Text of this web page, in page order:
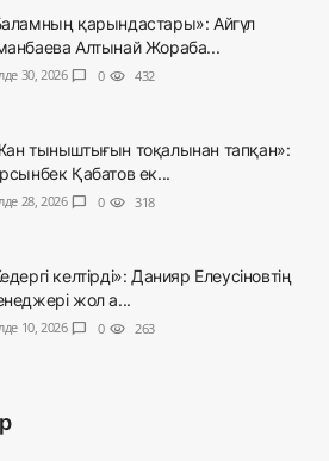
қарындастары»: Айгүл
Алтынай Жораба...
30, 2026 chat_bubble 0 visibility 432
тыныштығын тоқалынан тапқан»:
Қабатов ек...
28, 2026 chat_bubble 0 visibility 318
келтірді»: Данияр Елеусіновтің
жол а...
10, 2026 chat_bubble 0 visibility 263